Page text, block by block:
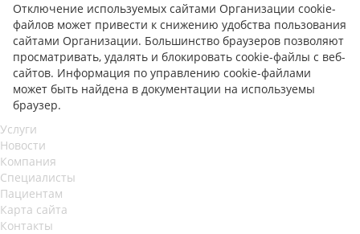
Отключение используемых сайтами Организации cookie-
файлов может привести к снижению удобства пользования
сайтами Организации. Большинство браузеров позволяют
просматривать, удалять и блокировать cookie-файлы с веб-
сайтов. Информация по управлению cookie-файлами
может быть найдена в документации на используемы
браузер.
Услуги
Новости
Компания
Специалисты
Пациентам
Карта сайта
Контакты